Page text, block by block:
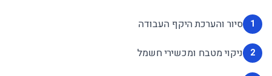
1 סיור והערכת היקף העבודה
2 ניקוי מטבח ומכשירי חשמל